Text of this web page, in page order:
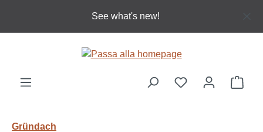
Passa al contenuto principale
See what's new!
Il
Gründach